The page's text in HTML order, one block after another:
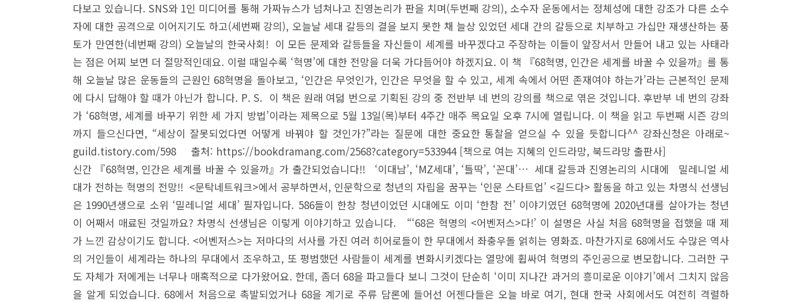
다보고 있습니다. SNS와 1인 미디어를 통해 가짜뉴스가 넘쳐나고 진영논리가 판을 치며(두번째 강의), 소수자 운동에서는 정체성에 대한 강조가 다른 소수
자에 대한 공격으로 이어지기도 하고(세번째 강의), 오늘날 세대 갈등의 결을 보지 못한 채 늘상 있었던 세대 간의 갈등으로 치부하고 가십만 재생산하는 풍
토가 만연한(네번째 강의) 오늘날의 한국사회! 이 모든 문제와 갈등들을 자신들이 세계를 바꾸겠다고 주장하는 이들이 앞장서서 만들어 내고 있는 사태라
는 점은 어찌 보면 더 절망적인데요. 이럴 때일수록 ‘혁명’에 대한 전망을 더욱 가다듬어야 하겠지요. 이 책 『68혁명, 인간은 세계를 바꿀 수 있을까』를 통
해 오늘날 많은 운동들의 근원인 68혁명을 돌아보고, ‘인간은 무엇인가, 인간은 무엇을 할 수 있고, 세계 속에서 어떤 존재여야 하는가’라는 근본적인 문제
에 다시 답해야 할 때가 아닌가 합니다. P. S. 이 책은 원래 여덟 번으로 기획된 강의 중 전반부 네 번의 강의를 책으로 엮은 것입니다. 후반부 네 번의 강좌
가 ‘68혁명, 세계를 바꾸기 위한 세 가지 방법’이라는 제목으로 5월 13일(목)부터 4주간 매주 목요일 오후 7시에 열립니다. 이 책을 읽고 두번째 시즌 강의
까지 들으신다면, “세상이 잘못되었다면 어떻게 바꿔야 할 것인가?”라는 질문에 대한 중요한 통찰을 얻으실 수 있을 듯합니다^^ 강좌신청은 아래로~
guild.tistory.com/598 출처: https://bookdramang.com/2568?category=533944 [책으로 여는 지혜의 인드라망, 북드라망 출판사]
신간 『68혁명, 인간은 세계를 바꿀 수 있을까』가 출간되었습니다!! ‘이대남’, ‘MZ세대’, ‘틀딱’, ‘꼰대’… 세대 갈등과 진영논리의 시대에 밀레니얼 세
대가 전하는 혁명의 전망!! <문탁네트워크>에서 공부하면서, 인문학으로 청년의 자립을 꿈꾸는 ‘인문 스타트업’ <길드다> 활동을 하고 있는 차명식 선생님
은 1990년생으로 소위 ‘밀레니얼 세대’ 필자입니다. 586들이 한창 청년이었던 시대에도 이미 ‘한참 전’ 이야기였던 68혁명에 2020년대를 살아가는 청년
이 어째서 매료된 것일까요? 차명식 선생님은 이렇게 이야기하고 있습니다. “‘68은 혁명의 <어벤저스>다!’ 이 설명은 사실 처음 68혁명을 접했을 때 제
가 느낀 감상이기도 합니다. <어벤저스>는 저마다의 서사를 가진 여러 히어로들이 한 무대에서 좌충우돌 얽히는 영화죠. 마찬가지로 68에서도 수많은 역사
의 거인들이 세계라는 하나의 무대에서 조우하고, 또 평범했던 사람들이 세계를 변화시키겠다는 열망에 휩싸여 혁명의 주인공으로 변모합니다. 그러한 구
도 자체가 저에게는 너무나 매혹적으로 다가왔어요. 한데, 좀더 68을 파고들다 보니 그것이 단순히 ‘이미 지나간 과거의 흥미로운 이야기’에서 그치지 않음
을 알게 되었습니다. 68에서 처음으로 촉발되었거나 68을 계기로 주류 담론에 들어선 어젠다들은 오늘 바로 여기, 현대 한국 사회에서도 여전히 격렬하